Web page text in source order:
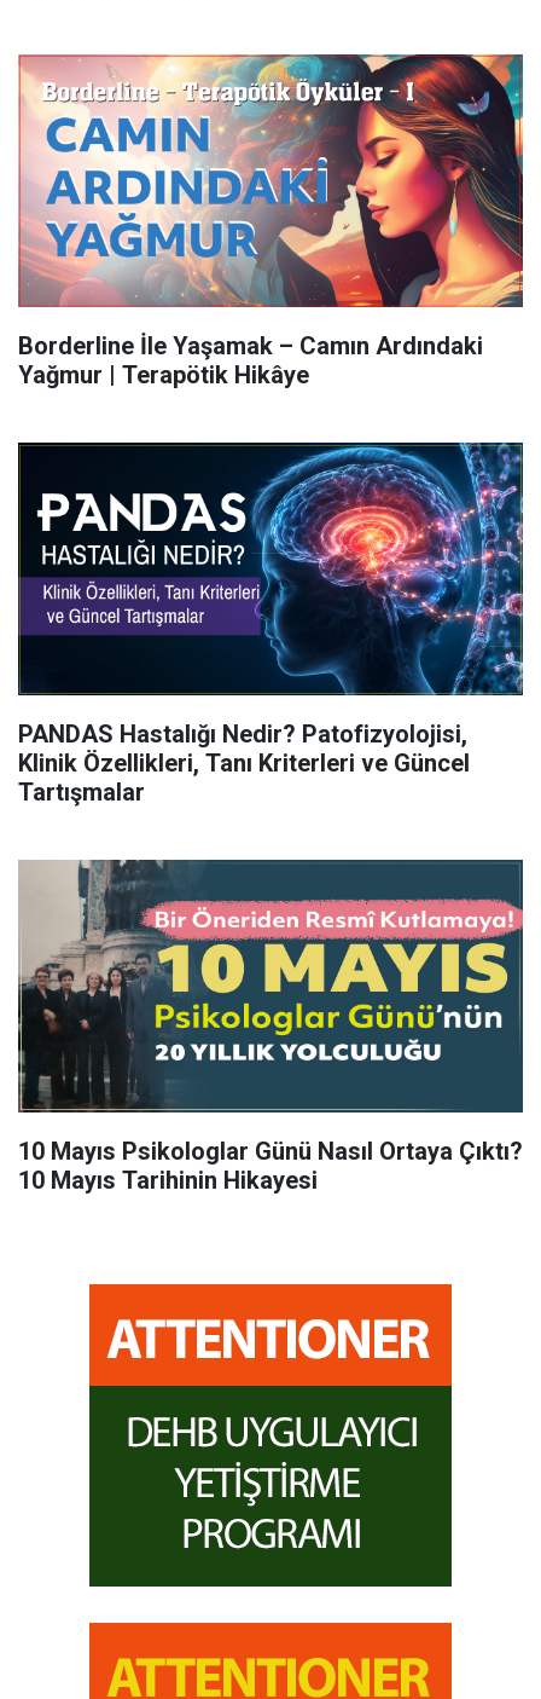
Borderline İle Yaşamak – Camın Ardındaki
Yağmur | Terapötik Hikâye
PANDAS Hastalığı Nedir? Patofizyolojisi,
Klinik Özellikleri, Tanı Kriterleri ve Güncel
Tartışmalar
10 Mayıs Psikologlar Günü Nasıl Ortaya Çıktı?
10 Mayıs Tarihinin Hikayesi